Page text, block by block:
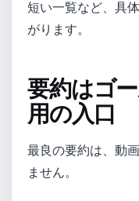
短い一覧など、具
がります。
要約はゴ
用の入口
最良の要約は、動
ません。